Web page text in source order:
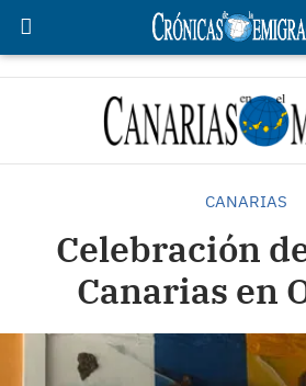
CANARIAS
Celebración
Canarias en